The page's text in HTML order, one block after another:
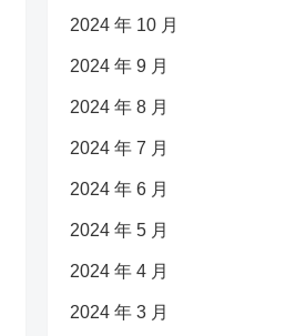
2024 年 10 月
2024 年 9 月
2024 年 8 月
2024 年 7 月
2024 年 6 月
2024 年 5 月
2024 年 4 月
2024 年 3 月